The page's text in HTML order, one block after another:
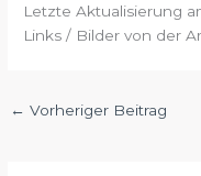
Letzte Aktualisierung
Links / Bilder von der
← Vorheriger Beitrag